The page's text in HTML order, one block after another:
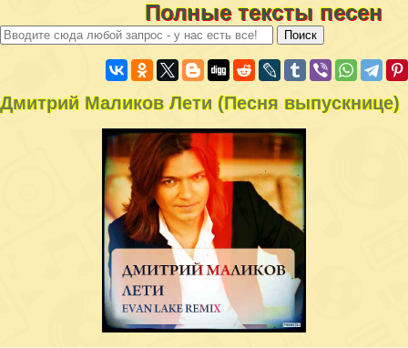
Полные тексты песен
Дмитрий Маликов Лети (Песня выпускнице)